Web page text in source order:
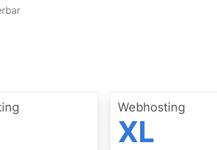
Webhosting
XL